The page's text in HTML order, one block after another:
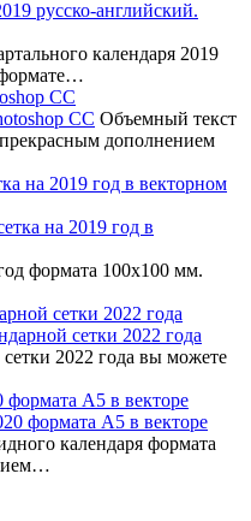
календаря 2019
формате…
CC
Объемный текст
дополнением
на 2019 год в векторном
формата 100х100 мм.
сетки 2022 года
2022 года вы можете
формата А5 в векторе
календаря формата